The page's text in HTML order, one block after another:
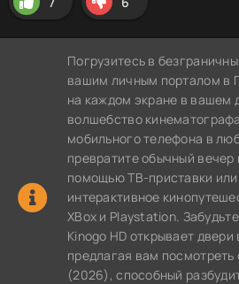
Погрузитесь в
вашим личным порталом в
на каждом экране в вашем
волшебство
мобильного телефона в
превратите обычный вечер
помощью ТВ-приставки или
интерактивное
XBox и Playstation.
Kinogo HD открывает
предлагая вам
(2026), способный